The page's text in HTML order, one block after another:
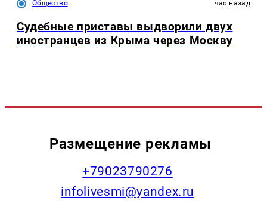
Общество час назад
Судебные приставы выдворили двух
иностранцев из Крыма через Москву
Размещение рекламы
+79023790276
infolivesmi@yandex.ru